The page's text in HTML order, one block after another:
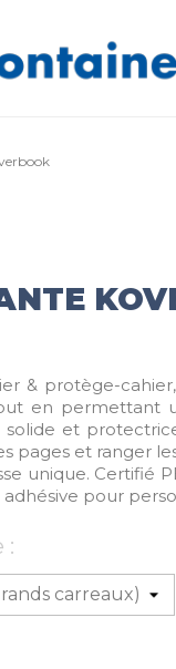
& protège-
en permettant
et
pages et ranger
unique. Certifié
pour
: